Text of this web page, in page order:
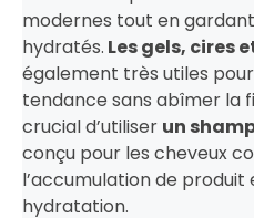
modernes tout en
hydratés. Les gels, cires
également très utiles
tendance sans abîmer la
crucial d’utiliser un
conçu pour les cheveux
l’accumulation de
hydratation.